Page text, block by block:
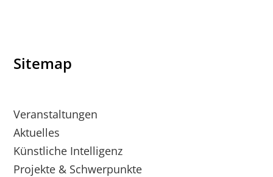
Sitemap
Veranstaltungen
Aktuelles
Künstliche Intelligenz
Projekte & Schwerpunkte